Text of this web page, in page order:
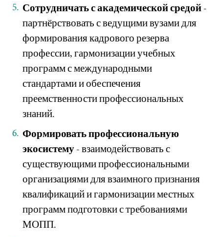
Сотрудничать с академической средой-
партнёрствовать с ведущими вузами для
формирования кадрового резерва
профессии, гармонизации учебных
программ с международными
стандартами и обеспечения
преемственности профессиональных
знаний.
Формировать профессиональную
экосистему- взаимодействовать с
существующими профессиональными
организациями для взаимного признания
квалификаций и гармонизации местных
программ подготовки с требованиями
МОПП.